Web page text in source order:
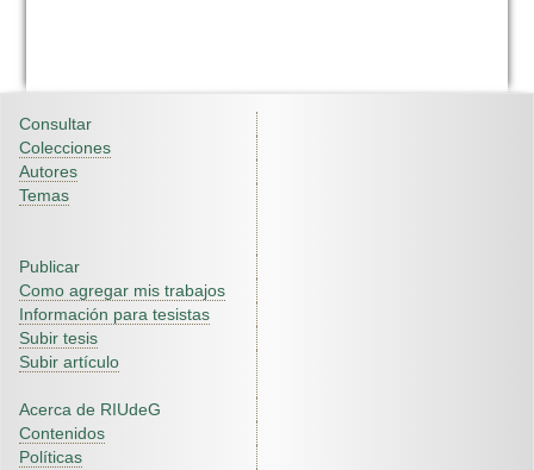
Consultar
Colecciones
Autores
Temas
Publicar
Como agregar mis trabajos
Información para tesistas
Subir tesis
Subir artículo
Acerca de RIUdeG
Contenidos
Políticas